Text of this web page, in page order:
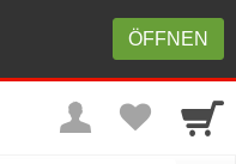
ÖFFNEN